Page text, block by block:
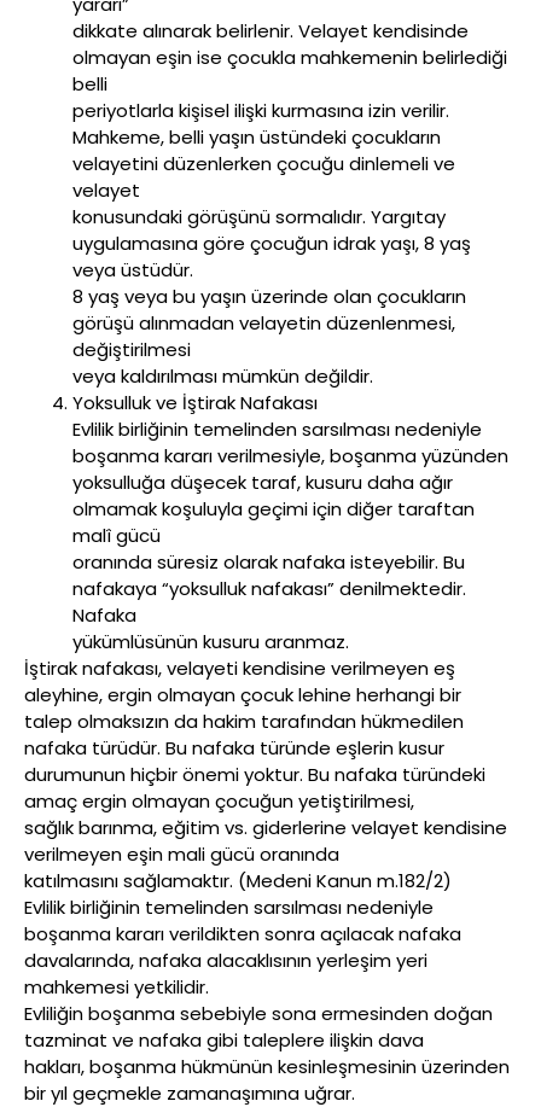
dikkate alınarak belirlenir. Velayet kendisinde
olmayan eşin ise çocukla mahkemenin belirlediği
belli
periyotlarla kişisel ilişki kurmasına izin verilir.
Mahkeme, belli yaşın üstündeki çocukların
velayetini düzenlerken çocuğu dinlemeli ve
velayet
konusundaki görüşünü sormalıdır. Yargıtay
uygulamasına göre çocuğun idrak yaşı, 8 yaş
veya üstüdür.
8 yaş veya bu yaşın üzerinde olan çocukların
görüşü alınmadan velayetin düzenlenmesi,
değiştirilmesi
veya kaldırılması mümkün değildir.
Yoksulluk ve İştirak Nafakası
Evlilik birliğinin temelinden sarsılması nedeniyle
boşanma kararı verilmesiyle, boşanma yüzünden
yoksulluğa düşecek taraf, kusuru daha ağır
olmamak koşuluyla geçimi için diğer taraftan
malî gücü
oranında süresiz olarak nafaka isteyebilir. Bu
nafakaya “yoksulluk nafakası” denilmektedir.
Nafaka
yükümlüsünün kusuru aranmaz.
İştirak nafakası, velayeti kendisine verilmeyen eş
aleyhine, ergin olmayan çocuk lehine herhangi bir
talep olmaksızın da hakim tarafından hükmedilen
nafaka türüdür. Bu nafaka türünde eşlerin kusur
durumunun hiçbir önemi yoktur. Bu nafaka türündeki
amaç ergin olmayan çocuğun yetiştirilmesi,
sağlık barınma, eğitim vs. giderlerine velayet kendisine
verilmeyen eşin mali gücü oranında
katılmasını sağlamaktır. (Medeni Kanun m.182/2)
Evlilik birliğinin temelinden sarsılması nedeniyle
boşanma kararı verildikten sonra açılacak nafaka
davalarında, nafaka alacaklısının yerleşim yeri
mahkemesi yetkilidir.
Evliliğin boşanma sebebiyle sona ermesinden doğan
tazminat ve nafaka gibi taleplere ilişkin dava
hakları, boşanma hükmünün kesinleşmesinin üzerinden
bir yıl geçmekle zamanaşımına uğrar.